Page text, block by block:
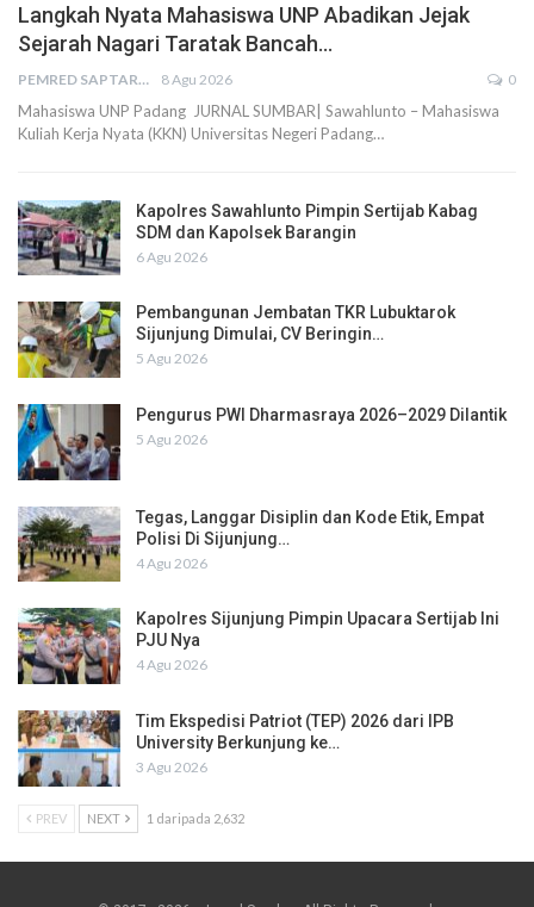
Langkah Nyata Mahasiswa UNP Abadikan Jejak
Sejarah Nagari Taratak Bancah…
PEMRED SAPTARIUS 8 Agu 2026 0
Mahasiswa UNP Padang JURNAL SUMBAR| Sawahlunto – Mahasiswa
Kuliah Kerja Nyata (KKN) Universitas Negeri Padang…
Kapolres Sawahlunto Pimpin Sertijab Kabag
SDM dan Kapolsek Barangin
6 Agu 2026
Pembangunan Jembatan TKR Lubuktarok
Sijunjung Dimulai, CV Beringin…
5 Agu 2026
Pengurus PWI Dharmasraya 2026–2029 Dilantik
5 Agu 2026
Tegas, Langgar Disiplin dan Kode Etik, Empat
Polisi Di Sijunjung…
4 Agu 2026
Kapolres Sijunjung Pimpin Upacara Sertijab Ini
PJU Nya
4 Agu 2026
Tim Ekspedisi Patriot (TEP) 2026 dari IPB
University Berkunjung ke…
3 Agu 2026
PREV NEXT 1 daripada 2,632